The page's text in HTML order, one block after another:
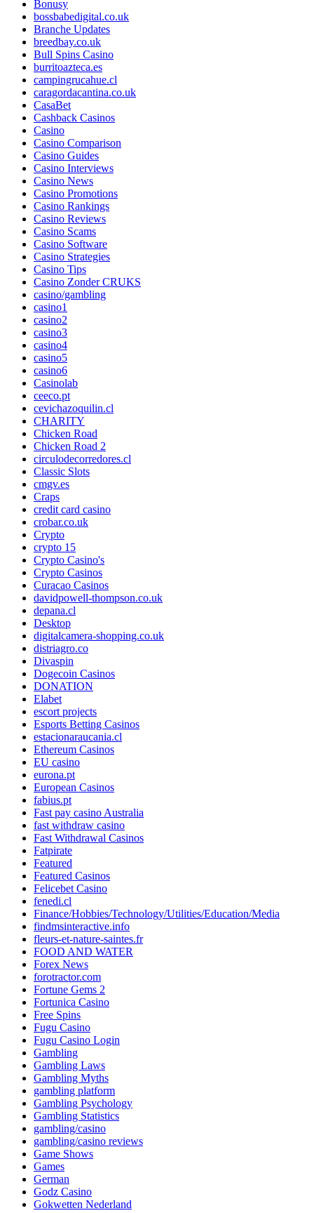
Bonusy
bossbabedigital.co.uk
Branche Updates
breedbay.co.uk
Bull Spins Casino
burritoazteca.es
campingrucahue.cl
caragordacantina.co.uk
CasaBet
Cashback Casinos
Casino
Casino Comparison
Casino Guides
Casino Interviews
Casino News
Casino Promotions
Casino Rankings
Casino Reviews
Casino Scams
Casino Software
Casino Strategies
Casino Tips
Casino Zonder CRUKS
casino/gambling
casino1
casino2
casino3
casino4
casino5
casino6
Casinolab
ceeco.pt
cevichazoquilin.cl
CHARITY
Chicken Road
Chicken Road 2
circulodecorredores.cl
Classic Slots
cmgv.es
Craps
credit card casino
crobar.co.uk
Crypto
crypto 15
Crypto Casino's
Crypto Casinos
Curacao Casinos
davidpowell-thompson.co.uk
depana.cl
Desktop
digitalcamera-shopping.co.uk
distriagro.co
Divaspin
Dogecoin Casinos
DONATION
Elabet
escort projects
Esports Betting Casinos
estacionaraucania.cl
Ethereum Casinos
EU casino
eurona.pt
European Casinos
fabius.pt
Fast pay casino Australia
fast withdraw casino
Fast Withdrawal Casinos
Fatpirate
Featured
Featured Casinos
Felicebet Casino
fenedi.cl
Finance/Hobbies/Technology/Utilities/Education/Media
findmsinteractive.info
fleurs-et-nature-saintes.fr
FOOD AND WATER
Forex News
forotractor.com
Fortune Gems 2
Fortunica Casino
Free Spins
Fugu Casino
Fugu Casino Login
Gambling
Gambling Laws
Gambling Myths
gambling platform
Gambling Psychology
Gambling Statistics
gambling/casino
gambling/casino reviews
Game Shows
Games
German
Godz Casino
Gokwetten Nederland